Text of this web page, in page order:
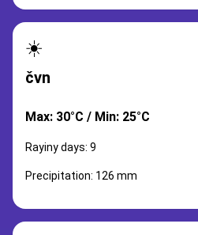
☀️
čvn
Max: 30°C / Min: 25°C
Rayiny days: 9
Precipitation: 126 mm